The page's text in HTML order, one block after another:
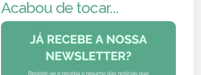
Acabou de tocar...